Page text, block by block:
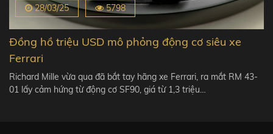
28/03/25 5798
Đồng hồ triệu USD mô phỏng động cơ siêu xe
Ferrari
Richard Mille vừa qua đã bắt tay hãng xe Ferrari, ra mắt RM 43-
01 lấy cảm hứng từ động cơ SF90, giá từ 1,3 triệu…